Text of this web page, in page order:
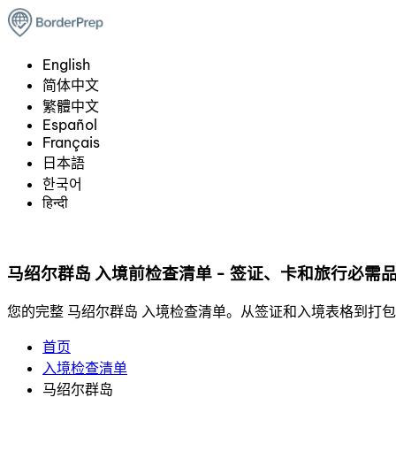
English
简体中文
繁體中文
Español
Français
日本語
한국어
हिन्दी
马绍尔群岛 入境前检查清单 - 签证、卡和旅行必需
您的完整 马绍尔群岛 入境检查清单。从签证和入境表格到打
首页
入境检查清单
马绍尔群岛